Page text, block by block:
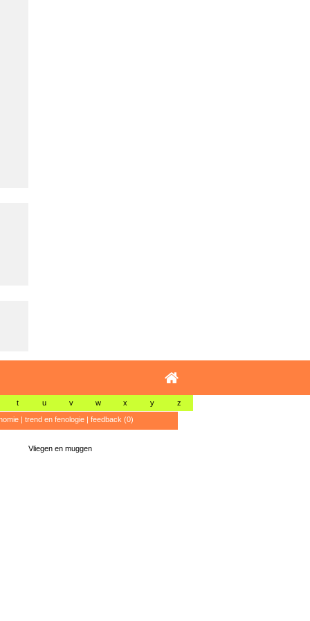
t u v w x y z
| trend en fenologie| feedback (0)
Vliegen en muggen